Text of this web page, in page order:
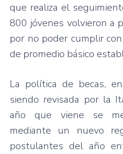
que realiza el
800 jóvenes volvieron a
por no poder cumplir
de promedio básico
La política de becas,
siendo revisada por la
año que viene se
mediante un nuevo
postulantes del año